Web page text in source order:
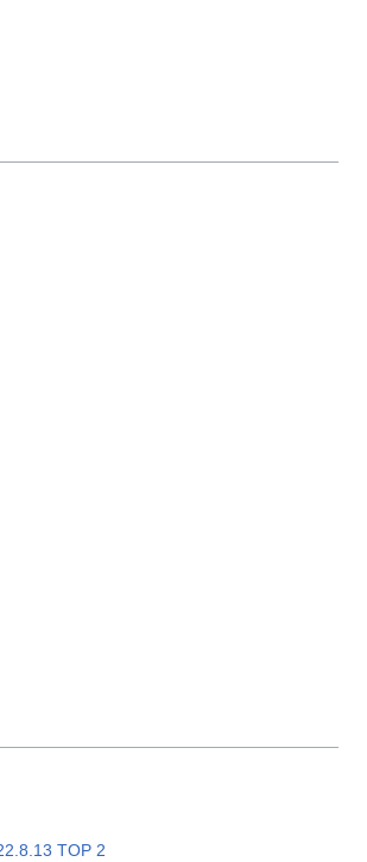
TOP 2